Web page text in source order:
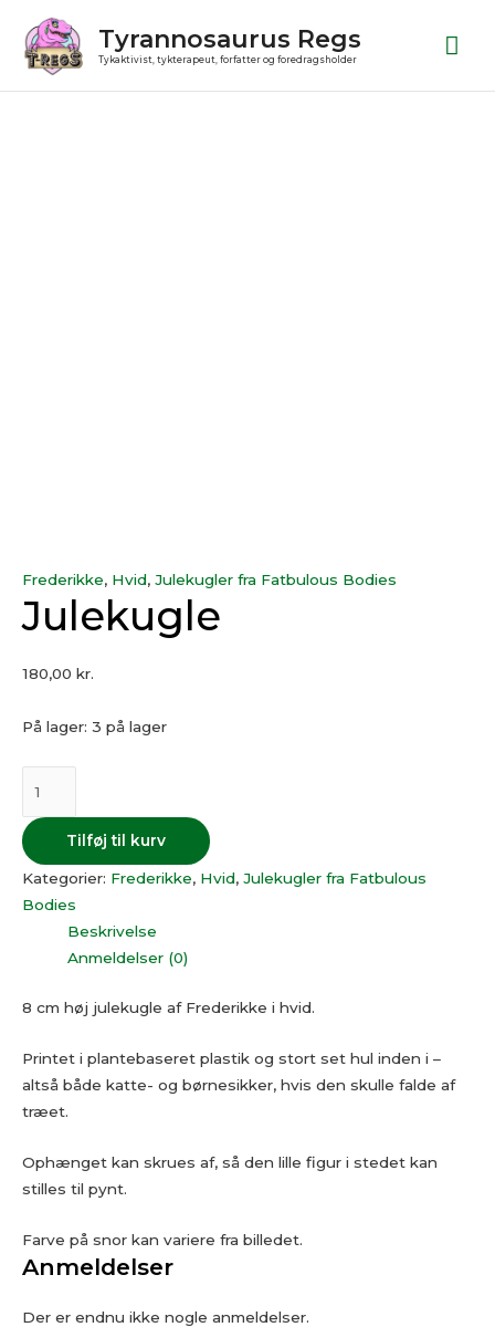
indholdet
Tyrannosaurus Regs
Tykaktivist, tykterapeut, forfatter og foredragsholder
Frederikke, Hvid, Julekugler fra Fatbulous Bodies
Julekugle
180,00 kr.
På lager: 3 på lager
Tilføj til kurv
Kategorier: Frederikke, Hvid, Julekugler fra Fatbulous
Bodies
Beskrivelse
Anmeldelser (0)
8 cm høj julekugle af Frederikke i hvid.
Printet i plantebaseret plastik og stort set hul inden i –
altså både katte- og børnesikker, hvis den skulle falde af
træet.
Ophænget kan skrues af, så den lille figur i stedet kan
stilles til pynt.
Farve på snor kan variere fra billedet.
Anmeldelser
Der er endnu ikke nogle anmeldelser.